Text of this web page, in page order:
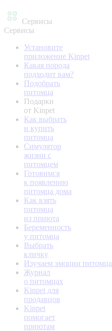
Сервисы
Сервисы
Установите
приложение Kinpet
Какая порода
подходит вам?
Подобрать
питомца
Подарки
от Kinpet
Как выбрать
и купить
питомца
Симулятор
жизни с
питомцем
Готовимся
к появлению
питомца дома
Как взять
питомца
из приюта
Беременность
у питомца
Выбрать
кличку
Изучаем эмоции питомца
Журнал
о питомцах
Kinpet для
продавцов
Kinpet
помогает
приютам